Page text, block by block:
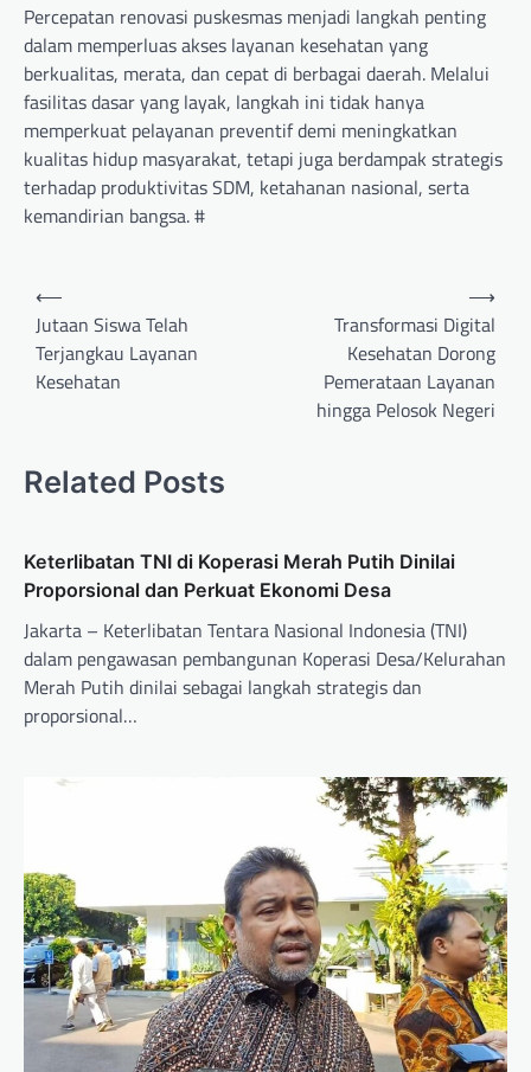
Percepatan renovasi puskesmas menjadi langkah penting
dalam memperluas akses layanan kesehatan yang
berkualitas, merata, dan cepat di berbagai daerah. Melalui
fasilitas dasar yang layak, langkah ini tidak hanya
memperkuat pelayanan preventif demi meningkatkan
kualitas hidup masyarakat, tetapi juga berdampak strategis
terhadap produktivitas SDM, ketahanan nasional, serta
kemandirian bangsa. #
Post
navigation
⟵
Jutaan Siswa Telah
Terjangkau Layanan
Kesehatan
Transformasi Digital
Kesehatan Dorong
Pemerataan Layanan
hingga Pelosok Negeri
⟶
Related Posts
Keterlibatan TNI di Koperasi Merah Putih Dinilai
Proporsional dan Perkuat Ekonomi Desa
Jakarta – Keterlibatan Tentara Nasional Indonesia (TNI)
dalam pengawasan pembangunan Koperasi Desa/Kelurahan
Merah Putih dinilai sebagai langkah strategis dan
proporsional…